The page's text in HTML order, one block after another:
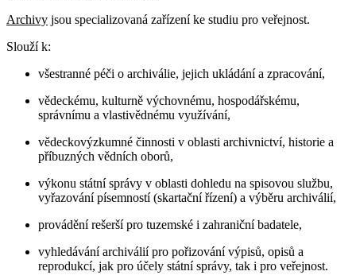
Archivy jsou specializovaná zařízení ke studiu pro veřejnost.
Slouží k:
všestranné péči o archiválie, jejich ukládání a zpracování,
vědeckému, kulturně výchovnému, hospodářskému,
správnímu a vlastivědnému využívání,
vědeckovýzkumné činnosti v oblasti archivnictví, historie a
příbuzných vědních oborů,
výkonu státní správy v oblasti dohledu na spisovou službu,
vyřazování písemností (skartační řízení) a výběru archiválií,
provádění rešerší pro tuzemské i zahraniční badatele,
vyhledávání archiválií pro pořizování výpisů, opisů a
reprodukcí, jak pro účely státní správy, tak i pro veřejnost.